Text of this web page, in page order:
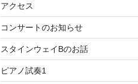
アクセス
コンサートのお知らせ
スタインウェイBのお話
ピアノ試奏1